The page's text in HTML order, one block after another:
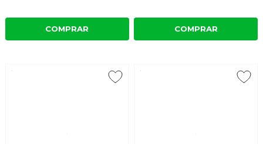
COMPRAR COMPRAR